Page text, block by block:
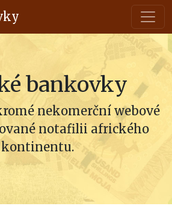
bankovky
nekomerční webové
notafilii afrického
kontinentu.